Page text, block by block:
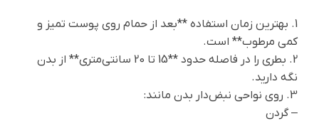
1. بهترین زمان استفاده **بعد از حمام روی پوست تمیز و
کمی مرطوب** است.
2. بطری را در فاصله حدود **15 تا 20 سانتی‌متری** از بدن
نگه دارید.
3. روی نواحی نبض‌دار بدن مانند:
– گردن